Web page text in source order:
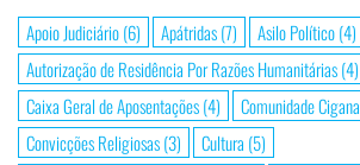
Apoio Judiciário(6) Apátridas(7) Asilo Político(4)
Autorização de Residência Por Razões Humanitárias(4)
Caixa Geral de Aposentações(4) Comunidade Cigana
Convicções Religiosas(3) Cultura (5)